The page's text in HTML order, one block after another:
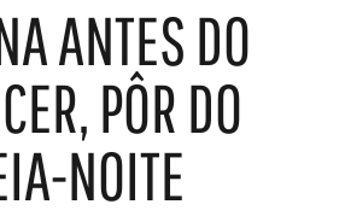
ANTES DO
PÔR DO
NOITE